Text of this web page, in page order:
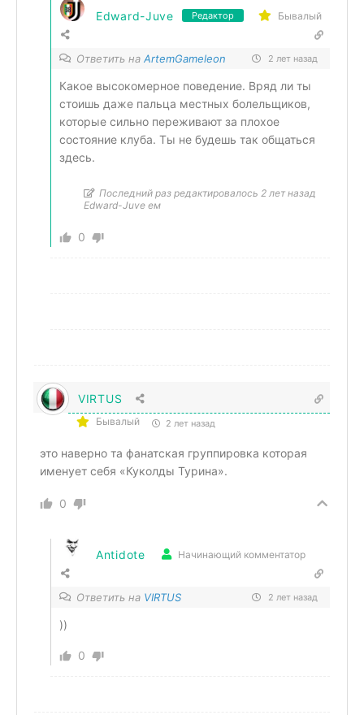
Edward-Juve Редактор Бывалый
Ответить на ArtemGameleon 2 лет назад
Какое высокомерное поведение. Вряд ли ты
стоишь даже пальца местных болельщиков,
которые сильно переживают за плохое
состояние клуба. Ты не будешь так общаться
здесь.
Последний раз редактировалось 2 лет назад
Edward-Juve ем
0
VIRTUS
Бывалый 2 лет назад
это наверно та фанатская группировка которая
именует себя «Куколды Турина».
0
Antidote Начинающий комментатор
Ответить на VIRTUS 2 лет назад
))
0